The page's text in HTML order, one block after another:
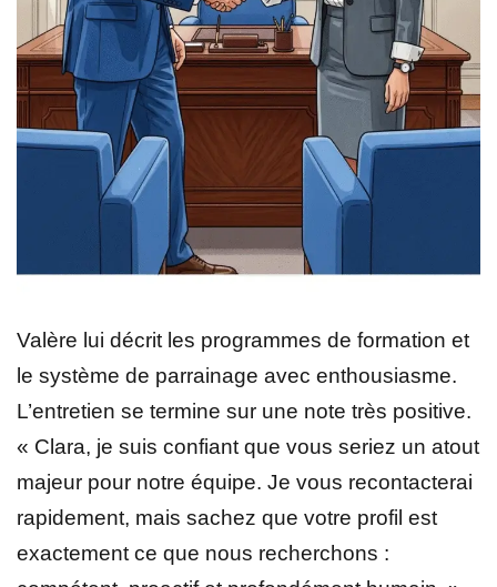
Valère lui décrit les programmes de formation et
le système de parrainage avec enthousiasme.
L’entretien se termine sur une note très positive.
« Clara, je suis confiant que vous seriez un atout
majeur pour notre équipe. Je vous recontacterai
rapidement, mais sachez que votre profil est
exactement ce que nous recherchons :